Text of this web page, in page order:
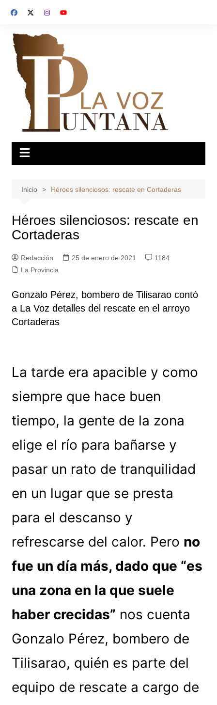
Inicio Héroes silenciosos: rescate en Cortaderas
Héroes silenciosos: rescate en
Cortaderas
Redacción 25 de enero de 2021
1184
La Provincia
Gonzalo Pérez, bombero de Tilisarao contó
a La Voz detalles del rescate en el arroyo
Cortaderas
La tarde era apacible y como
siempre que hace buen
tiempo, la gente de la zona
elige el río para bañarse y
pasar un rato de tranquilidad
en un lugar que se presta
para el descanso y
refrescarse del calor. Pero no
fue un día más, dado que “es
una zona en la que suele
haber crecidas” nos cuenta
Gonzalo Pérez, bombero de
Tilisarao, quién es parte del
equipo de rescate a cargo de